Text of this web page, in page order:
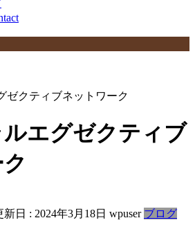
ゼクティブネットワーク
ルエグゼクティブ
新日 : 2024年3月18日 wpuser ブログ